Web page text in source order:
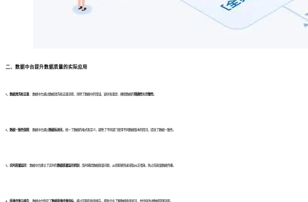
二、 数据中台提升数据质量的实际应用
1、数据清洗和去重： 数据中台通过数据清洗和去重流程，消除了数据中的错误、缺失和重复，确保数据的 精确性 和 完整性
2、数据一致性保障： 数据中台通过 数据标准化，统一了数据的格式和定义，避免了不同部门使用不同数据版本的情况，提高了数据一致性。
3、实时质量监控： 数据中台建立了实时的 数据质量监控机制 ，及时捕捉数据质量问题，从而能够快速采取纠正措施，防止低质量数据传播。
4、质量度量与报告： 数据中台制定了 数据质量度量指标 ，通过定期的质量报告，帮助企业了解数据质量状况，并持续改进数据管理流程。